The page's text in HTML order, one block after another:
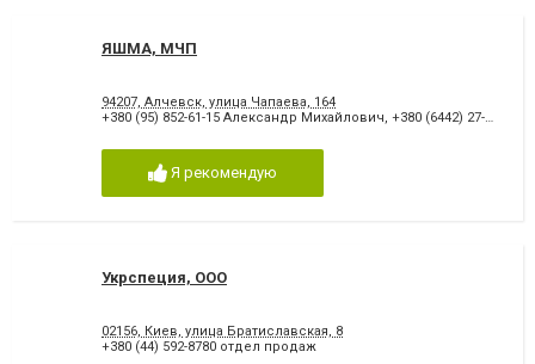
ЯШМА, МЧП
94207, Алчевск, улица Чапаева, 164
+380 (95) 852-61-15 Александр Михайлович, +380 (6442) 27-84-9
Я рекомендую
Укрспеция, ООО
02156, Киев, улица Братиславская, 8
+380 (44) 592-8780 отдел продаж